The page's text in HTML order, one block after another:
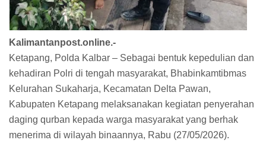
Kalimantanpost.online.-
Ketapang, Polda Kalbar – Sebagai bentuk kepedulian dan
kehadiran Polri di tengah masyarakat, Bhabinkamtibmas
Kelurahan Sukaharja, Kecamatan Delta Pawan,
Kabupaten Ketapang melaksanakan kegiatan penyerahan
daging qurban kepada warga masyarakat yang berhak
menerima di wilayah binaannya, Rabu (27/05/2026).